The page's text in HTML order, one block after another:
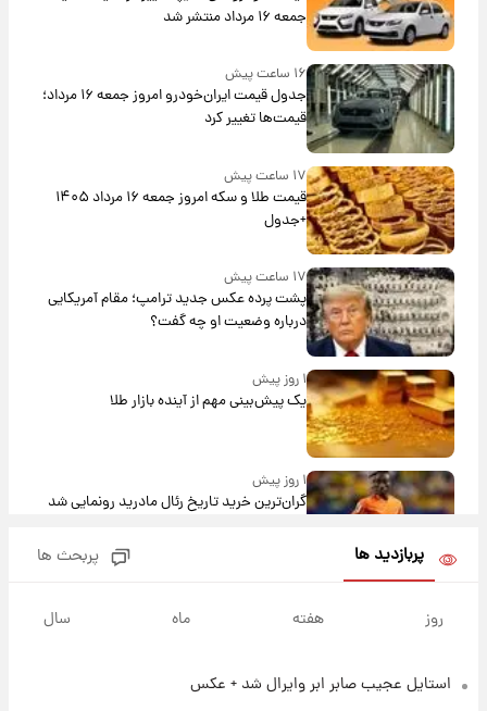
جمعه ۱۶ مرداد منتشر شد
۱۶ ساعت پیش
جدول قیمت ایران‌خودرو امروز جمعه ۱۶ مرداد؛
قیمت‌ها تغییر کرد
۱۷ ساعت پیش
قیمت طلا و سکه امروز جمعه ۱۶ مرداد ۱۴۰۵
+جدول
۱۷ ساعت پیش
پشت پرده عکس جدید ترامپ؛ مقام آمریکایی
درباره وضعیت او چه گفت؟
۱ روز پیش
یک پیش‌بینی مهم از آینده بازار طلا
۱ روز پیش
گران‌ترین خرید تاریخ رئال مادرید رونمایی شد
روزها پربارش‌تر خواهند بود؟
۱ روز پیش
پربازدید ها پربحث ها
روز هفته ماه سال
استایل عجیب صابر ابر وایرال شد + عکس